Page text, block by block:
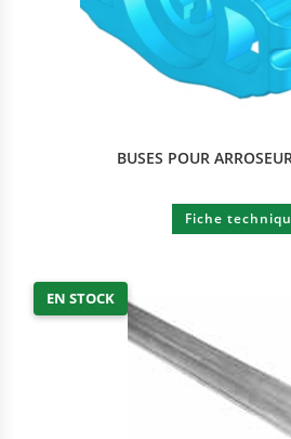
BUSES POUR
Fiche
EN STOCK